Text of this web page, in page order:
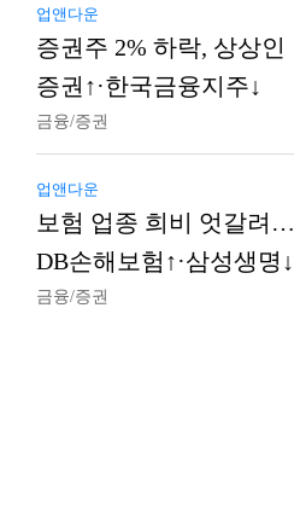
업앤다운
증권주 2% 하락, 상상인
증권↑·한국금융지주↓
금융/증권
업앤다운
보험 업종 희비 엇갈려…
DB손해보험↑·삼성생명↓
금융/증권